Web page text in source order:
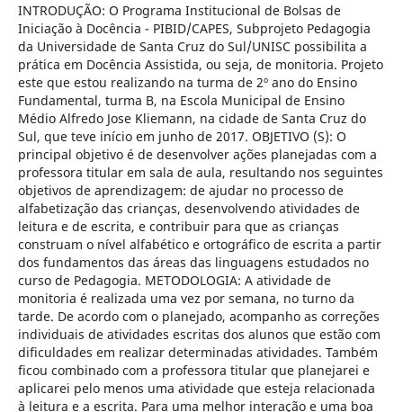
INTRODUÇÃO: O Programa Institucional de Bolsas de
Iniciação à Docência - PIBID/CAPES, Subprojeto Pedagogia
da Universidade de Santa Cruz do Sul/UNISC possibilita a
prática em Docência Assistida, ou seja, de monitoria. Projeto
este que estou realizando na turma de 2º ano do Ensino
Fundamental, turma B, na Escola Municipal de Ensino
Médio Alfredo Jose Kliemann, na cidade de Santa Cruz do
Sul, que teve início em junho de 2017. OBJETIVO (S): O
principal objetivo é de desenvolver ações planejadas com a
professora titular em sala de aula, resultando nos seguintes
objetivos de aprendizagem: de ajudar no processo de
alfabetização das crianças, desenvolvendo atividades de
leitura e de escrita, e contribuir para que as crianças
construam o nível alfabético e ortográfico de escrita a partir
dos fundamentos das áreas das linguagens estudados no
curso de Pedagogia. METODOLOGIA: A atividade de
monitoria é realizada uma vez por semana, no turno da
tarde. De acordo com o planejado, acompanho as correções
individuais de atividades escritas dos alunos que estão com
dificuldades em realizar determinadas atividades. Também
ficou combinado com a professora titular que planejarei e
aplicarei pelo menos uma atividade que esteja relacionada
à leitura e a escrita. Para uma melhor interação e uma boa